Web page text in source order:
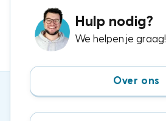
Hulp nodig?
We helpen je graag!
Over ons